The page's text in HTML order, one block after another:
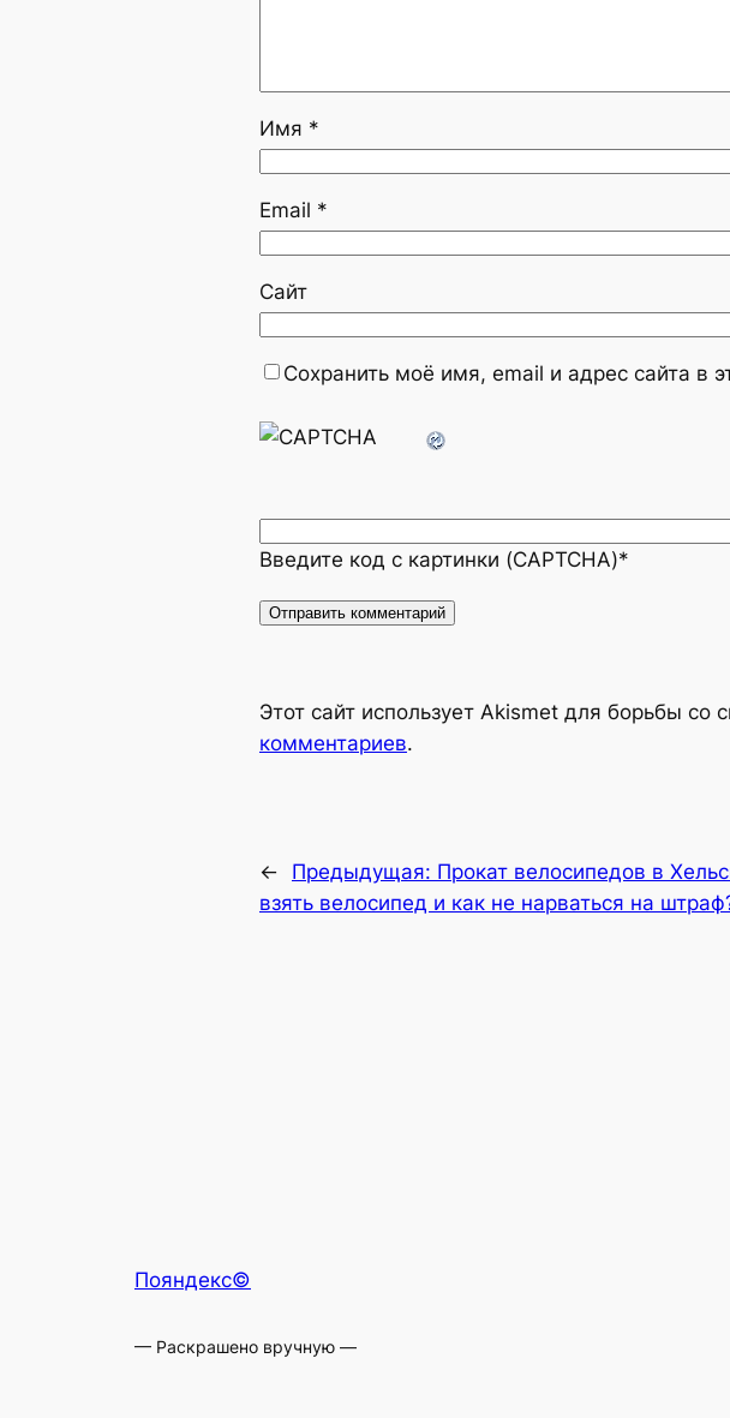
Имя *
Email *
Сайт
Сохранить моё имя, email и адрес сайта в
Введите код с картинки (CAPTCHA)*
Этот сайт использует Akismet для борьбы со
комментариев.
← Предыдущая: Прокат велосипедов в
взять велосипед и как не нарваться на
Пояндекс©
— Раскрашено вручную —